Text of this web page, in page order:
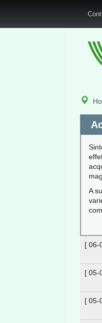
A
[ 06-
[ 05-
[ 05-